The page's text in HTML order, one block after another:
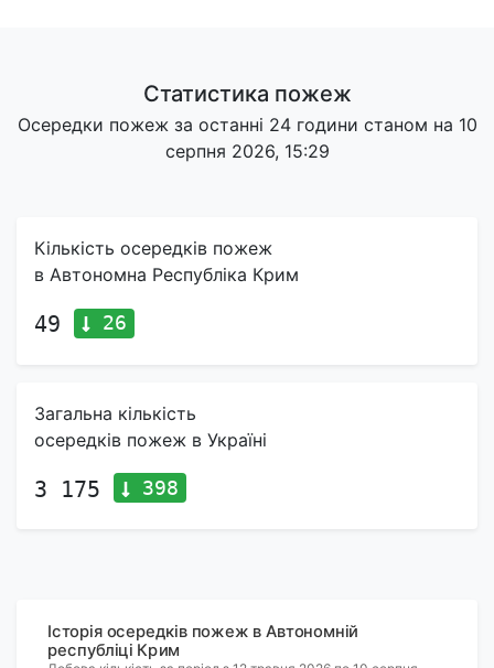
Статистика пожеж
Осередки пожеж за останні 24 години станом на 10
серпня 2026, 15:29
Кількість осередків пожеж
в Автономна Республіка Крим
49 26
Загальна кількість
осередків пожеж в Україні
3 175 398
Історія осередків пожеж в Автономній
республіці Крим